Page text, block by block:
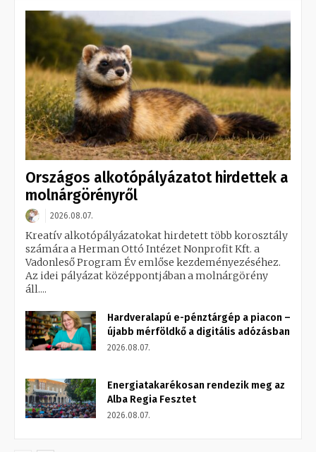
Országos alkotópályázatot hirdettek a
molnárgörényről
2026.08.07.
Kreatív alkotópályázatokat hirdetett több korosztály
számára a Herman Ottó Intézet Nonprofit Kft. a
Vadonleső Program Év emlőse kezdeményezéséhez.
Az idei pályázat középpontjában a molnárgörény
áll....
Hardveralapú e-pénztárgép a piacon –
újabb mérföldkő a digitális adózásban
2026.08.07.
Energiatakarékosan rendezik meg az
Alba Regia Fesztet
2026.08.07.